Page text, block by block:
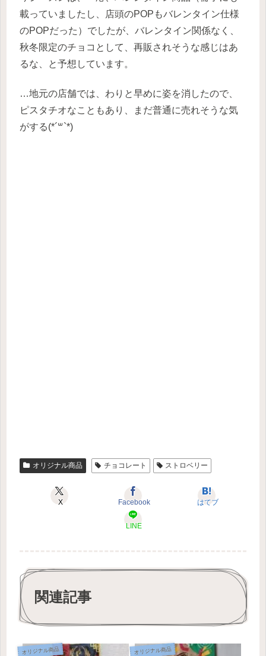
載っていましたし、店頭のPOPもバレンタイン仕様
のPOPだった）でしたが、バレンタイン関係なく、
秋冬限定のチョコとして、再販されそうな感じはあ
るな、と予想しています。
…地元の店舗では、わりと早めに姿を消したので、
ピスタチオなこともあり、まだ普通に売れそうな気
がする(*´꒳`*)
オリジナル商品 チョコレート ストロベリー
X Facebook はてブ
LINE
関連記事
オリジナル商品 オリジナル商品